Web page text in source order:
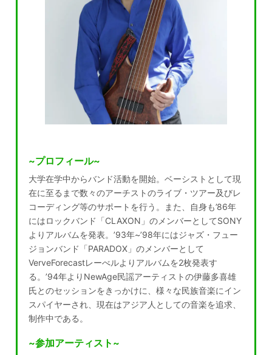
~プロフィール~
大学在学中からバンド活動を開始。ベーシストとして現
在に至るまで数々のアーチストのライブ・ツアー及びレ
コーディング等のサポートを行う。また、自身も’86年
にはロックバンド「CLAXON」のメンバーとしてSONY
よりアルバムを発表。’93年~’98年にはジャズ・フュー
ジョンバンド「PARADOX」のメンバーとして
VerveForecastレーべルよりアルバムを2枚発表す
る。’94年よりNewAge民謡アーティストの伊藤多喜雄
氏とのセッションをきっかけに、様々な民族音楽にイン
スパイヤーされ、現在はアジア人としての音楽を追求、
制作中である。
~参加アーティスト~